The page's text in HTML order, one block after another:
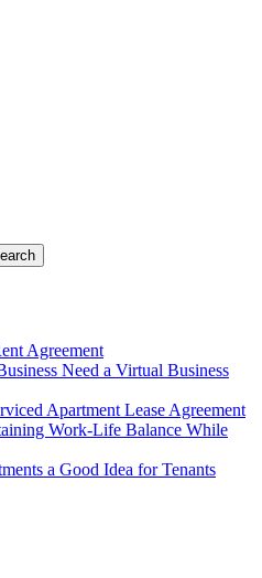
Agreement
Need a Virtual Business
Apartment Lease Agreement
Work-Life Balance While
a Good Idea for Tenants